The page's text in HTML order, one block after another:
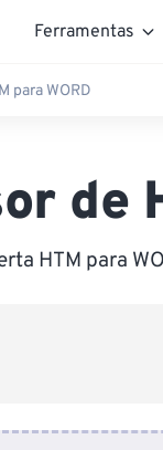
Ferramentas
para WORD
de
HTM para